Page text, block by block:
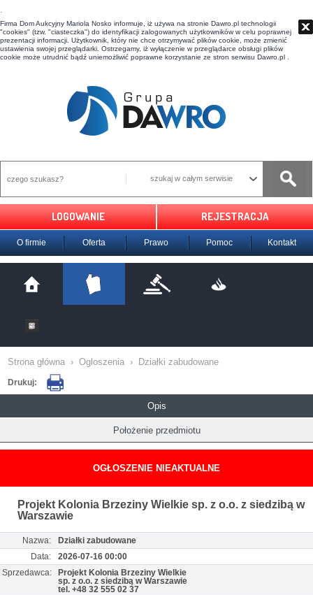
t
Firma Dom Aukcyjny Mariola Nosko informuje, iż używa na stronie Dawro.pl technologii
"cookies" (tzw. "ciasteczka") do identyfikacji zalogowanych użytkowników w celu poprawnej
prezentacji informacji. Użytkownik, który nie chce otrzymywać plików cookie, może zmienić
ustawienia swojej przeglądarki. Ostrzegamy, iż wyłączenie w przeglądarce obsługi plików
cookie może utrudnić bądź uniemożliwić poprawne korzystanie ze stron serwisu Dawro.pl .
szukaj w całym serwisie
LOGOWANIE REJESTRACJA
O firmie Oferta Prawo Pomoc Kontakt
Strona główna › Ogloszenia › Działki zabudowane
Drukuj:
Opis
Położenie przedmiotu
OGŁOSZENIE NIEAKTUALNE
Projekt Kolonia Brzeziny Wielkie sp. z o.o. z siedzibą w
Warszawie
Nazwa:
Działki zabudowane
Data:
2026-07-16 00:00
Sprzedawca:
Projekt Kolonia Brzeziny Wielkie
sp. z o.o. z siedzibą w Warszawie
tel. +48 32 555 02 37